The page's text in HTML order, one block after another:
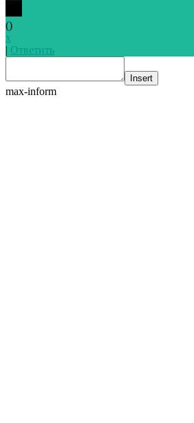
()
x
| Ответить
Insert
max-inform